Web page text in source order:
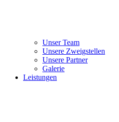
Unser Team
Unsere Zweigstellen
Unsere Partner
Galerie
Leistungen